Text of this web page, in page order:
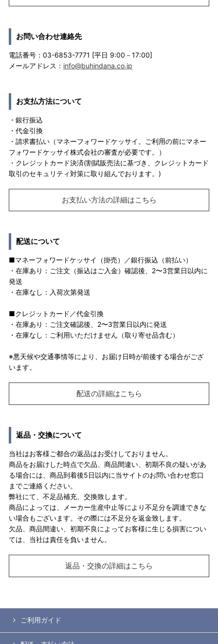
お問い合わせ連絡先
電話番号：03-6853-7771 [平日 9:00－17:00]
メールアドレス： info@buhindana.co.jp
お支払方法について
・銀行振込
・代金引換
・請求書払い（マネーフォワードケッサイ。ご利用の前にマネー
フォワードケッサイ株式会社の審査が必要です。）
・クレジットカード決済(割賦販売法に基づき、クレジットカード
取引のセキュリティ対策に取り組んでおります。)
お支払い方法の詳細はこちら
配送について
■マネーフォワードケッサイ（掛売）／銀行振込（前払い）
・在庫あり：ご注文（振込はご入金）確認後、2〜3営業日以内に
発送
・在庫なし：入荷次第発送
■クレジットカード／代金引換
・在庫あり：ご注文確認後、2〜3営業日以内に発送
・在庫なし：ご利用いただけません（取り寄せ品含む）
※悪天候や交通事情等により、お届け日時が前後する場合がござ
います。
配送の詳細はこちら
返品・交換について
当社はお客様ご都合の返品はお受けしておりません。
商品をお届けした時点で欠品、商品間違い、初期不良の疑いがあ
る場合には、商品到着後5日以内に当サイトのお問い合わせ窓口
までご連絡ください。
弊社にて、不足品補充、交換致します。
商品によっては、メーカー生産中止等により不足分を調達できな
い場合もございます。その際には不足分を返金致します。
欠品、商品間違い、初期不良によってお客様に生じる損害につい
ては、当社は責任を負いません。
返品・交換の詳細はこちら
ご利用ガイド